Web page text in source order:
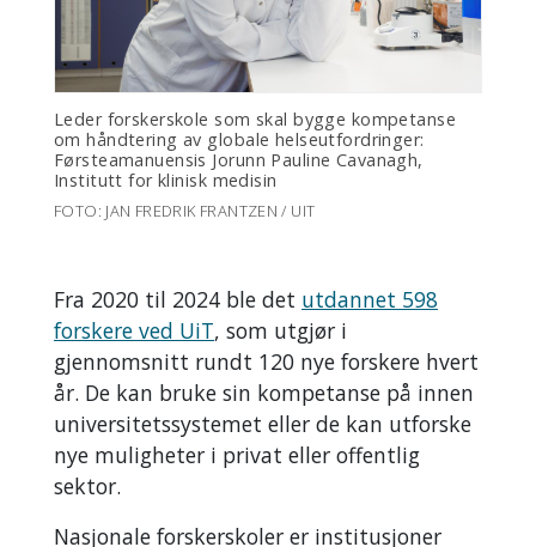
Leder forskerskole som skal bygge kompetanse
om håndtering av globale helseutfordringer:
Førsteamanuensis Jorunn Pauline Cavanagh,
Institutt for klinisk medisin
FOTO: JAN FREDRIK FRANTZEN / UIT
Fra 2020 til 2024 ble det utdannet 598
forskere ved UiT, som utgjør i
gjennomsnitt rundt 120 nye forskere hvert
år. De kan bruke sin kompetanse på innen
universitetssystemet eller de kan utforske
nye muligheter i privat eller offentlig
sektor.
Nasjonale forskerskoler er institusjoner